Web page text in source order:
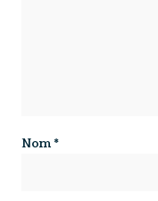
Nom *